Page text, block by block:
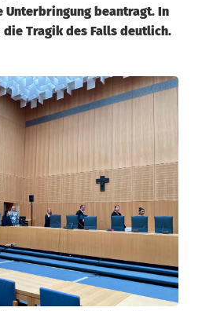
beantragt. In
Tragik des Falls deutlich.